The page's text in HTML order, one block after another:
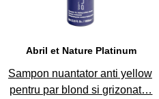
Abril et Nature Platinum
Sampon nuantator anti yellow
pentru par blond si grizonat…